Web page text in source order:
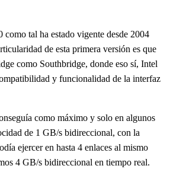
tal ha estado vigente desde 2004
de esta primera versión es que
como Southbridge, donde eso sí, Intel
y funcionalidad de la interfaz
como máximo y solo en algunos
de 1 GB/s bidireccional, con la
ejercer en hasta 4 enlaces al mismo
4 GB/s bidireccional en tiempo real.